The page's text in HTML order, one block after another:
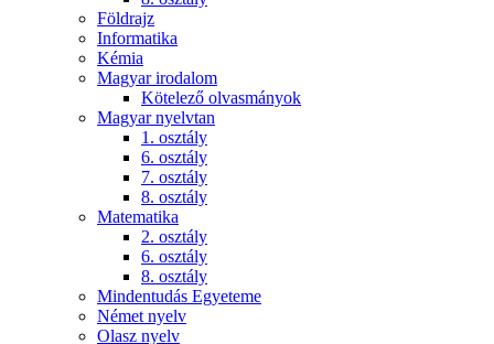
Földrajz
Informatika
Kémia
Magyar irodalom
Kötelező olvasmányok
Magyar nyelvtan
1. osztály
6. osztály
7. osztály
8. osztály
Matematika
2. osztály
6. osztály
8. osztály
Mindentudás Egyeteme
Német nyelv
Olasz nyelv